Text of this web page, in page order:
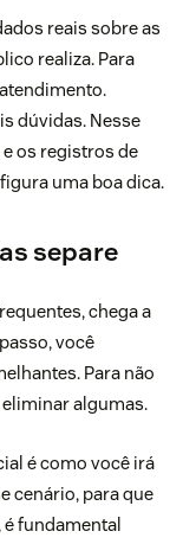
reais sobre as
realiza. Para
atendimento.
dúvidas. Nesse
os registros de
uma boa dica.
separe
chega a
você
Para não
algumas.
é como você irá
cenário, para que
fundamental